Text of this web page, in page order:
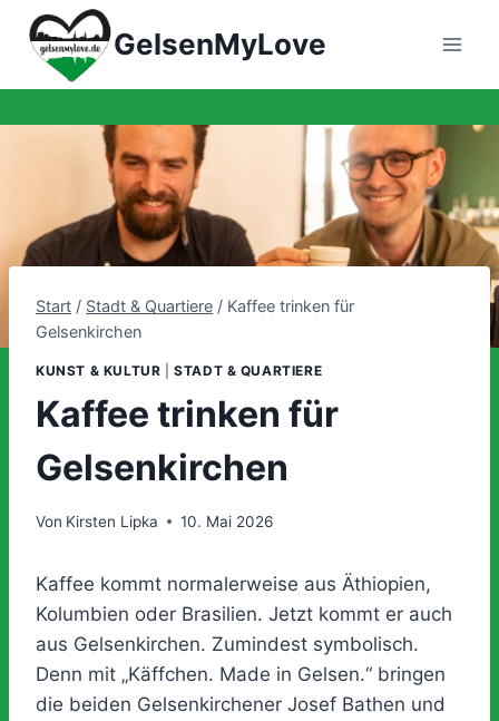
Zum
Inhalt
springen
GelsenMyLove
Start / Stadt & Quartiere / Kaffee trinken für
Gelsenkirchen
KUNST & KULTUR |STADT & QUARTIERE
Kaffee trinken für
Gelsenkirchen
Von Kirsten Lipka 10. Mai 2026
Kaffee kommt normalerweise aus Äthiopien,
Kolumbien oder Brasilien. Jetzt kommt er auch
aus Gelsenkirchen. Zumindest symbolisch.
Denn mit „Käffchen. Made in Gelsen.“ bringen
die beiden Gelsenkirchener Josef Bathen und